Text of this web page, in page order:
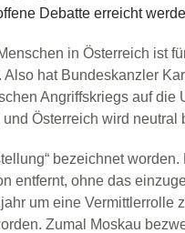
Debatte erreicht
in Österreich ist
hat Bundeskanzler
Angriffskriegs auf die
Österreich wird neutral
bezeichnet
entfernt, ohne das
um eine Vermittlerrolle
Zumal Moskau